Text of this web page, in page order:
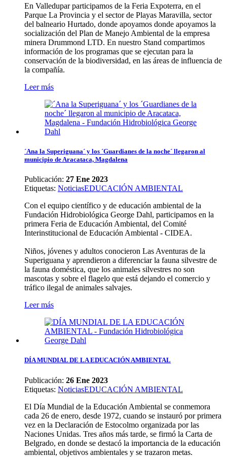
En Valledupar participamos de la Feria Expoterra, en el
Parque La Provincia y el sector de Playas Maravilla, sector
del balneario Hurtado, donde apoyamos donde apoyamos la
socialización del Plan de Manejo Ambiental de la empresa
minera Drummond LTD. En nuestro Stand compartimos
información de los programas que se ejecutan para la
conservación de la biodiversidad, en las áreas de influencia de
la compañía.
Leer más
´Ana la Superiguana´ y los ´Guardianes de la noche´ llegaron al
municipio de Aracataca, Magdalena
Publicación: 27 Ene 2023
Etiquetas: NoticiasEDUCACIÓN AMBIENTAL
Con el equipo científico y de educación ambiental de la
Fundación Hidrobiológica George Dahl, participamos en la
primera Feria de Educación Ambiental, del Comité
Interinstitucional de Educación Ambiental - CIDEA.
Niños, jóvenes y adultos conocieron Las Aventuras de la
Superiguana y aprendieron a diferenciar la fauna silvestre de
la fauna doméstica, que los animales silvestres no son
mascotas y sobre el flagelo que está dejando el comercio y
tráfico ilegal de animales salvajes.
Leer más
DÍA MUNDIAL DE LA EDUCACIÓN AMBIENTAL
Publicación: 26 Ene 2023
Etiquetas: NoticiasEDUCACIÓN AMBIENTAL
El Día Mundial de la Educación Ambiental se conmemora
cada 26 de enero, desde 1972, cuando se instauró por primera
vez en la Declaración de Estocolmo organizada por las
Naciones Unidas. Tres años más tarde, se firmó la Carta de
Belgrado, en donde se destacó la importancia de la educación
ambiental, objetivos ambientales y se trazaron metas.